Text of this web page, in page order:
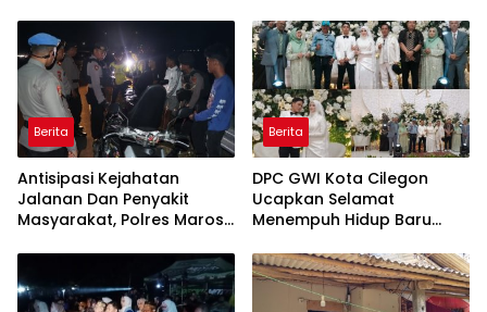
Pertama di Takalar,
Melayani Terapis Gratis
untuk Pasien Dhuafa dan
umum.
Gratis
Berita
Antisipasi Kejahatan
Jalanan Dan Penyakit
Masyarakat, Polres Maros
Kondusif
Berita
DPC GWI Kota Cilegon
Ucapkan Selamat
Menempuh Hidup Baru
Tuanku Ihza Kemalsya
Damanik